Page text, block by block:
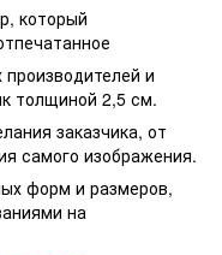
который
и
толщиной 2,5 см.
заказчика, от
самого изображения.
форм и размеров,
на